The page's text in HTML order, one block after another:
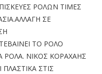
ΡΟΛΩΝ ΤΙΜΕΣ
ΣΕ
ΤΟ ΡΟΛΟ
ΡΟΛΑ. ΝΙΚΟΣ ΚΟΡΑΧΑΗΣ
ΠΛΑΣΤΙΚΑ ΣΤΙΣ